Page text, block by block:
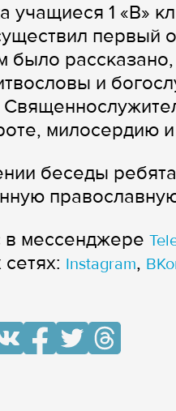
учащиеся 1 «В»
первый
и
милосердию
беседы
в мессенджере
Instagram,